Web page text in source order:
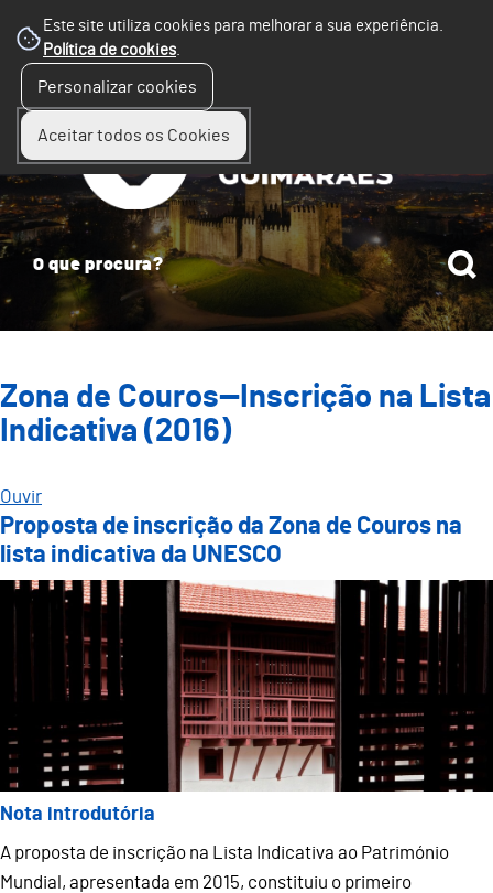
Este site utiliza cookies para melhorar a sua experiência.
Política de cookies.
Personalizar cookies
Aceitar todos os Cookies
Zona de Couros—Inscrição na Lista
Indicativa (2016)
Ouvir
Proposta de inscrição da Zona de Couros na
lista indicativa da UNESCO
Nota introdutória
A proposta de inscrição na Lista Indicativa ao Património
Mundial, apresentada em 2015, constituiu o primeiro